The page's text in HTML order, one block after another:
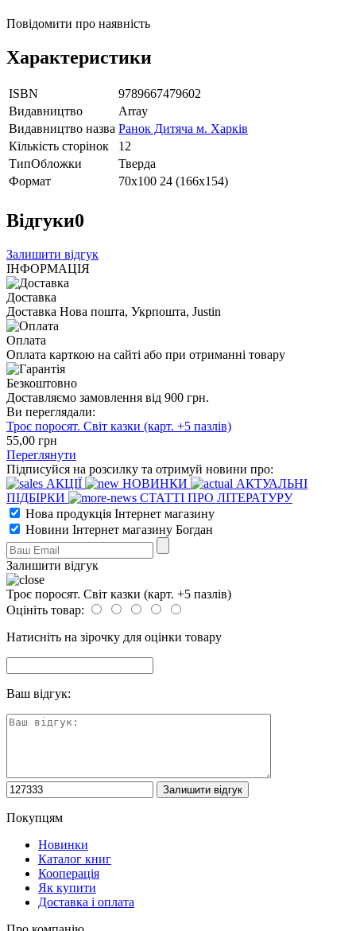
Повідомити про наявність
Характеристики
ISBN
9789667479602
Видавництво
Array
Видавництво назва Ранок Дитяча м. Харків
Кількість сторінок
12
ТипОбложки
Тверда
Формат
70х100 24 (166х154)
Відгуки0
Залишити відгук
ІНФОРМАЦІЯ
Доставка
Доставка Нова пошта, Укрпошта, Justin
Оплата
Оплата карткою на сайті або при отриманні товару
Безкоштовно
Доставляємо замовлення від 900 грн.
Ви переглядали:
Троє поросят. Світ казки (карт. +5 пазлів)
55,00 грн
Переглянути
Підписуйся на розсилку та отримуй новини про:
АКЦІЇ
НОВИНКИ
АКТУАЛЬНІ
ПІДБІРКИ
СТАТТІ ПРО ЛІТЕРАТУРУ
Нова продукція Інтернет магазину
Новини Інтернет магазину Богдан
Залишити відгук
Троє поросят. Світ казки (карт. +5 пазлів)
Оцініть товар:
Натисніть на зірочку для оцінки товару
Ваш відгук:
Покупцям
Новинки
Каталог книг
Кооперація
Як купити
Доставка і оплата